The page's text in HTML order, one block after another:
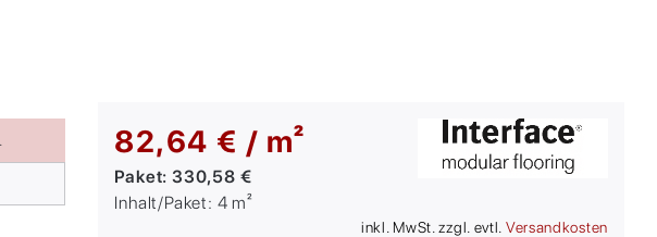
82,64 € / m²
Paket: 330,58 €
Inhalt/Paket: 4 m²
inkl. MwSt. zzgl. evtl. Versandkosten